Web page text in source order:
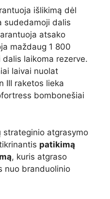
išlikimą dėl
sudedamoji dalis
atsako
maždaug 1 800
laikoma rezerve.
laivai nuolat
III raketos lieka
bombonešiai
strateginio atgrasymo
patikimą
, kuris atgraso
nuo branduolinio